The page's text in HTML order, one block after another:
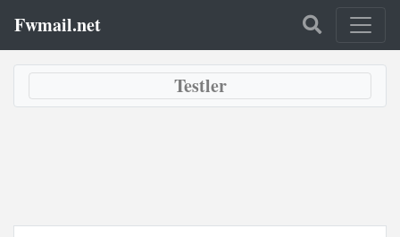
Fwmail.net
Testler